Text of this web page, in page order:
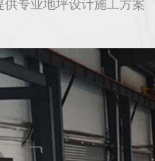
专业地坪设计施工方案